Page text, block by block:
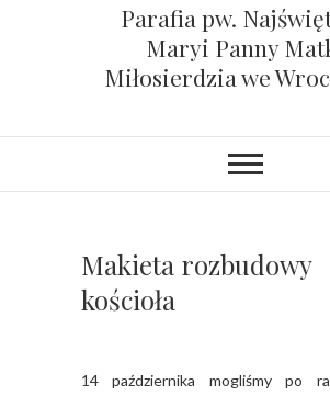
Parafia pw.
Maryi Panny
Miłosierdzia we
Makieta rozbudowy
kościoła
14 października mogliśmy po raz pierwszy